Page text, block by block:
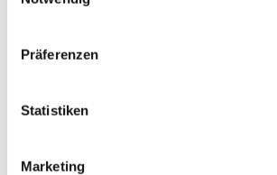
Präferenzen
Statistiken
Marketing